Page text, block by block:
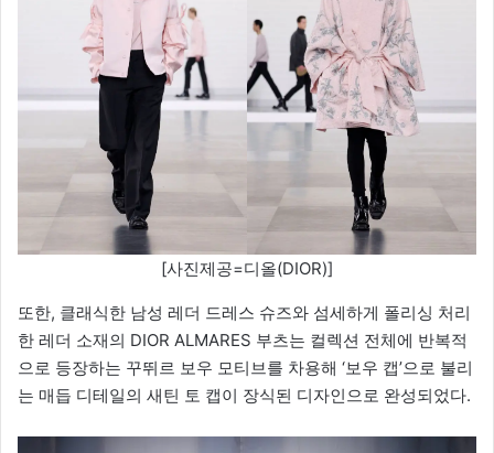
[사진제공=디올(DIOR)]
또한, 클래식한 남성 레더 드레스 슈즈와 섬세하게 폴리싱 처리
한 레더 소재의 DIOR ALMARES 부츠는 컬렉션 전체에 반복적
으로 등장하는 꾸뛰르 보우 모티브를 차용해 ‘보우 캡’으로 불리
는 매듭 디테일의 새틴 토 캡이 장식된 디자인으로 완성되었다.